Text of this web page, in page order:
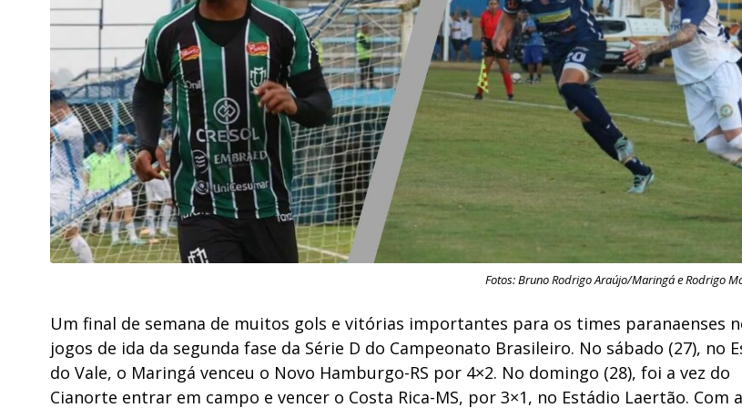
Fotos: Bruno Rodrigo Araújo/Maringá e Rodrigo
Um final de semana de muitos gols e vitórias importantes para os times paranaenses
jogos de ida da segunda fase da Série D do Campeonato Brasileiro. No sábado (27), no
do Vale, o Maringá venceu o Novo Hamburgo-RS por 4×2. No domingo (28), foi a vez do
Cianorte entrar em campo e vencer o Costa Rica-MS, por 3×1, no Estádio Laertão. Com